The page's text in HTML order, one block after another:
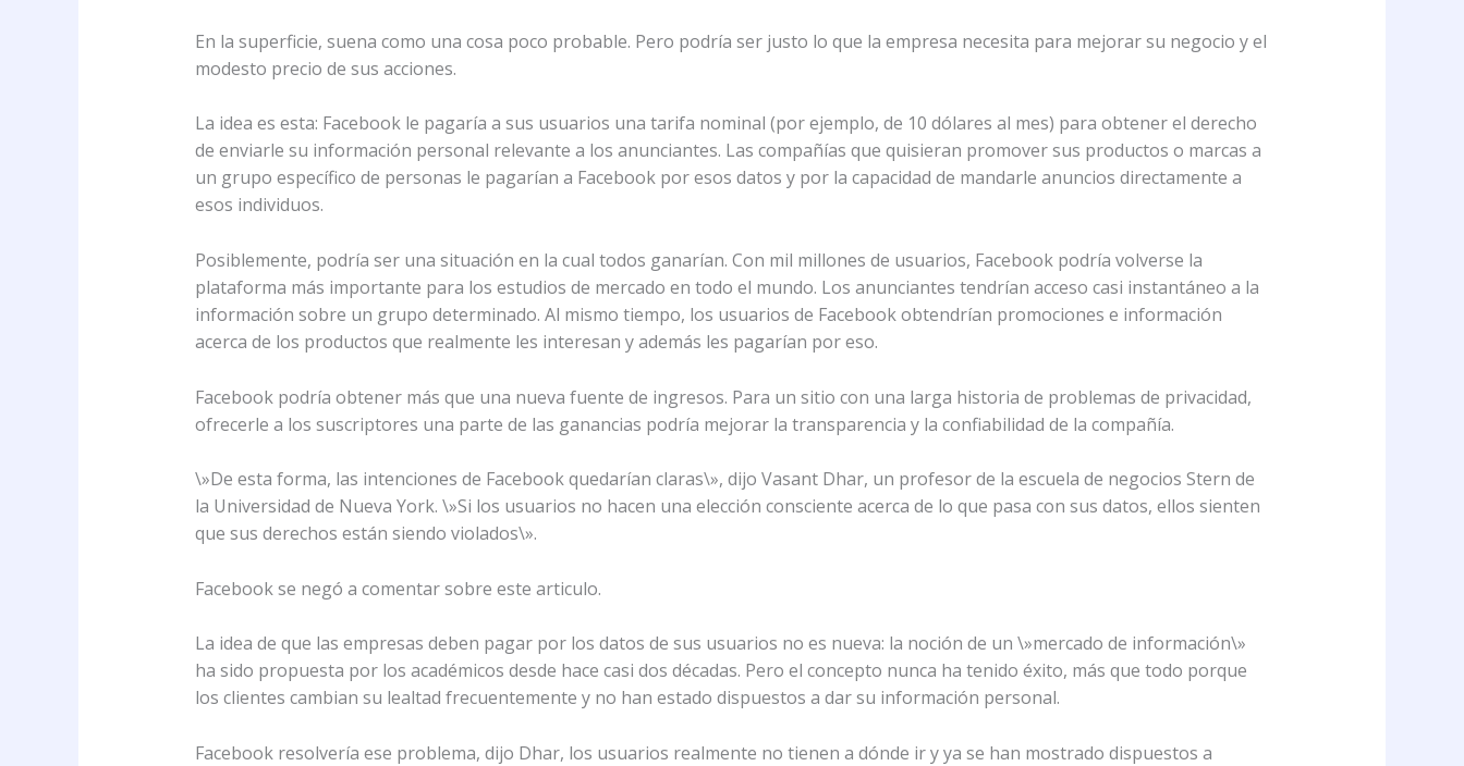
En la superficie, suena como una cosa poco probable. Pero podría ser justo lo que la empresa necesita para mejorar su negocio y el
modesto precio de sus acciones.
La idea es esta: Facebook le pagaría a sus usuarios una tarifa nominal (por ejemplo, de 10 dólares al mes) para obtener el derecho
de enviarle su información personal relevante a los anunciantes. Las compañías que quisieran promover sus productos o marcas a
un grupo específico de personas le pagarían a Facebook por esos datos y por la capacidad de mandarle anuncios directamente a
esos individuos.
Posiblemente, podría ser una situación en la cual todos ganarían. Con mil millones de usuarios, Facebook podría volverse la
plataforma más importante para los estudios de mercado en todo el mundo. Los anunciantes tendrían acceso casi instantáneo a la
información sobre un grupo determinado. Al mismo tiempo, los usuarios de Facebook obtendrían promociones e información
acerca de los productos que realmente les interesan y además les pagarían por eso.
Facebook podría obtener más que una nueva fuente de ingresos. Para un sitio con una larga historia de problemas de privacidad,
ofrecerle a los suscriptores una parte de las ganancias podría mejorar la transparencia y la confiabilidad de la compañía.
\»De esta forma, las intenciones de Facebook quedarían claras\», dijo Vasant Dhar, un profesor de la escuela de negocios Stern de
la Universidad de Nueva York. \»Si los usuarios no hacen una elección consciente acerca de lo que pasa con sus datos, ellos sienten
que sus derechos están siendo violados\».
Facebook se negó a comentar sobre este articulo.
La idea de que las empresas deben pagar por los datos de sus usuarios no es nueva: la noción de un \»mercado de información\»
ha sido propuesta por los académicos desde hace casi dos décadas. Pero el concepto nunca ha tenido éxito, más que todo porque
los clientes cambian su lealtad frecuentemente y no han estado dispuestos a dar su información personal.
Facebook resolvería ese problema, dijo Dhar, los usuarios realmente no tienen a dónde ir y ya se han mostrado dispuestos a